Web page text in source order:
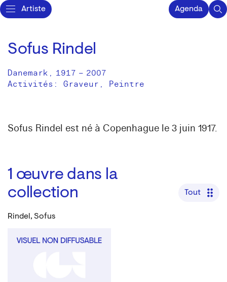
Artiste Agenda
Sofus Rindel
Danemark , 1917 – 2007
Activités: Graveur Peintre
Sofus Rindel est né à Copenhague le 3 juin 1917.
1 œuvre dans la
collection
Tout
Rindel, Sofus